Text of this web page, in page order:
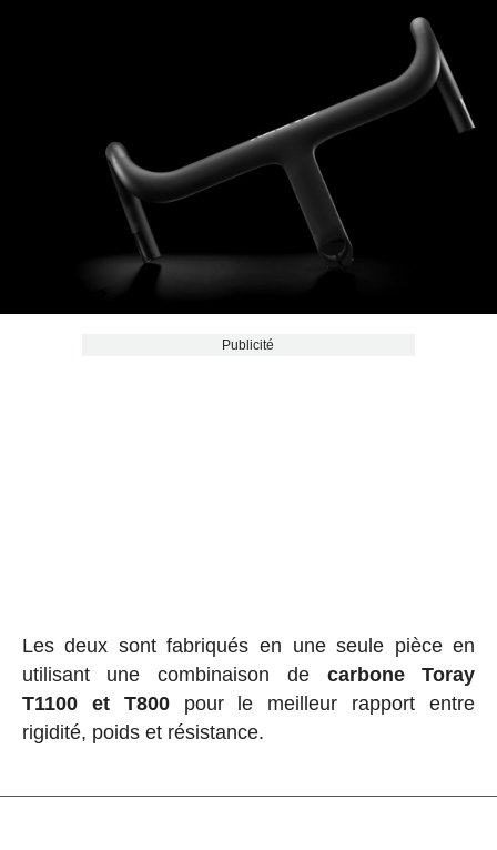
Publicité
Les deux sont fabriqués en une seule pièce en
utilisant une combinaison de carbone Toray
T1100 et T800pour le meilleur rapport entre
rigidité, poids et résistance.